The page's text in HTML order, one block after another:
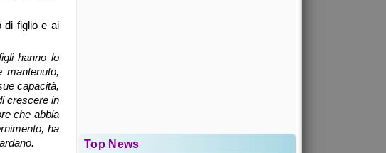
di figlio e ai
hanno lo
capacità,
crescere in
che abbia
ha
Top News